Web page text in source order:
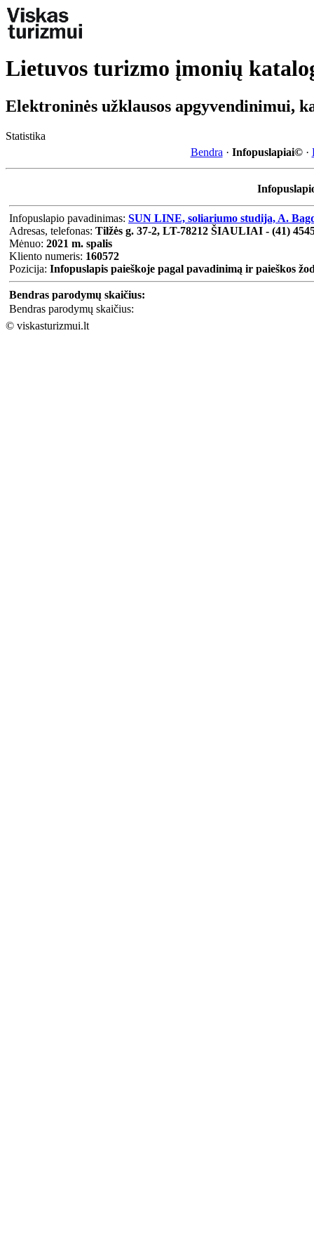
Lietuvos turizmo įmonių
Elektroninės užklausos apgyvendinimui,
Statistika
Bendra · Infopuslapiai©·
Infopuslapio pavadinimas: SUN LINE, soliariumo studija, A.
Adresas, telefonas: Tilžės g. 37-2, LT-78212 ŠIAULIAI - (41)
Mėnuo: 2021 m. spalis
Kliento numeris: 160572
Pozicija: Infopuslapis paieškoje pagal pavadinimą ir paieškos
Bendras parodymų skaičius:
Bendras parodymų skaičius:
© viskasturizmui.lt